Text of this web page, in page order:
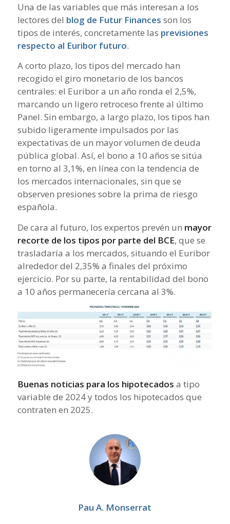
Una de las variables que más interesan a los
lectores del blog de Futur Finances son los
tipos de interés, concretamente las previsiones
respecto al Euribor futuro.
A corto plazo, los tipos del mercado han
recogido el giro monetario de los bancos
centrales: el Euribor a un año ronda el 2,5%,
marcando un ligero retroceso frente al último
Panel. Sin embargo, a largo plazo, los tipos han
subido ligeramente impulsados por las
expectativas de un mayor volumen de deuda
pública global. Así, el bono a 10 años se sitúa
en torno al 3,1%, en línea con la tendencia de
los mercados internacionales, sin que se
observen presiones sobre la prima de riesgo
española.
De cara al futuro, los expertos prevén un mayor
recorte de los tipos por parte del BCE, que se
trasladaría a los mercados, situando el Euribor
alrededor del 2,35% a finales del próximo
ejercicio. Por su parte, la rentabilidad del bono
a 10 años permanecería cercana al 3%.
Buenas noticias para los hipotecados a tipo
variable de 2024 y todos los hipotecados que
contraten en 2025.
Pau A. Monserrat